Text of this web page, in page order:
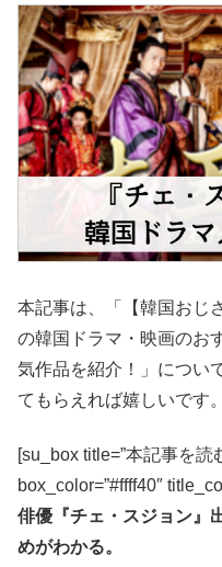
本記事は、「【韓国おじ
の韓国ドラマ・映画のお
気作品を紹介！」につい
てもらえれば嬉しいです。
[su_box title=”本記事を読
box_color=”#ffff40″
俳優『チェ・スジョン』
めがわかる。